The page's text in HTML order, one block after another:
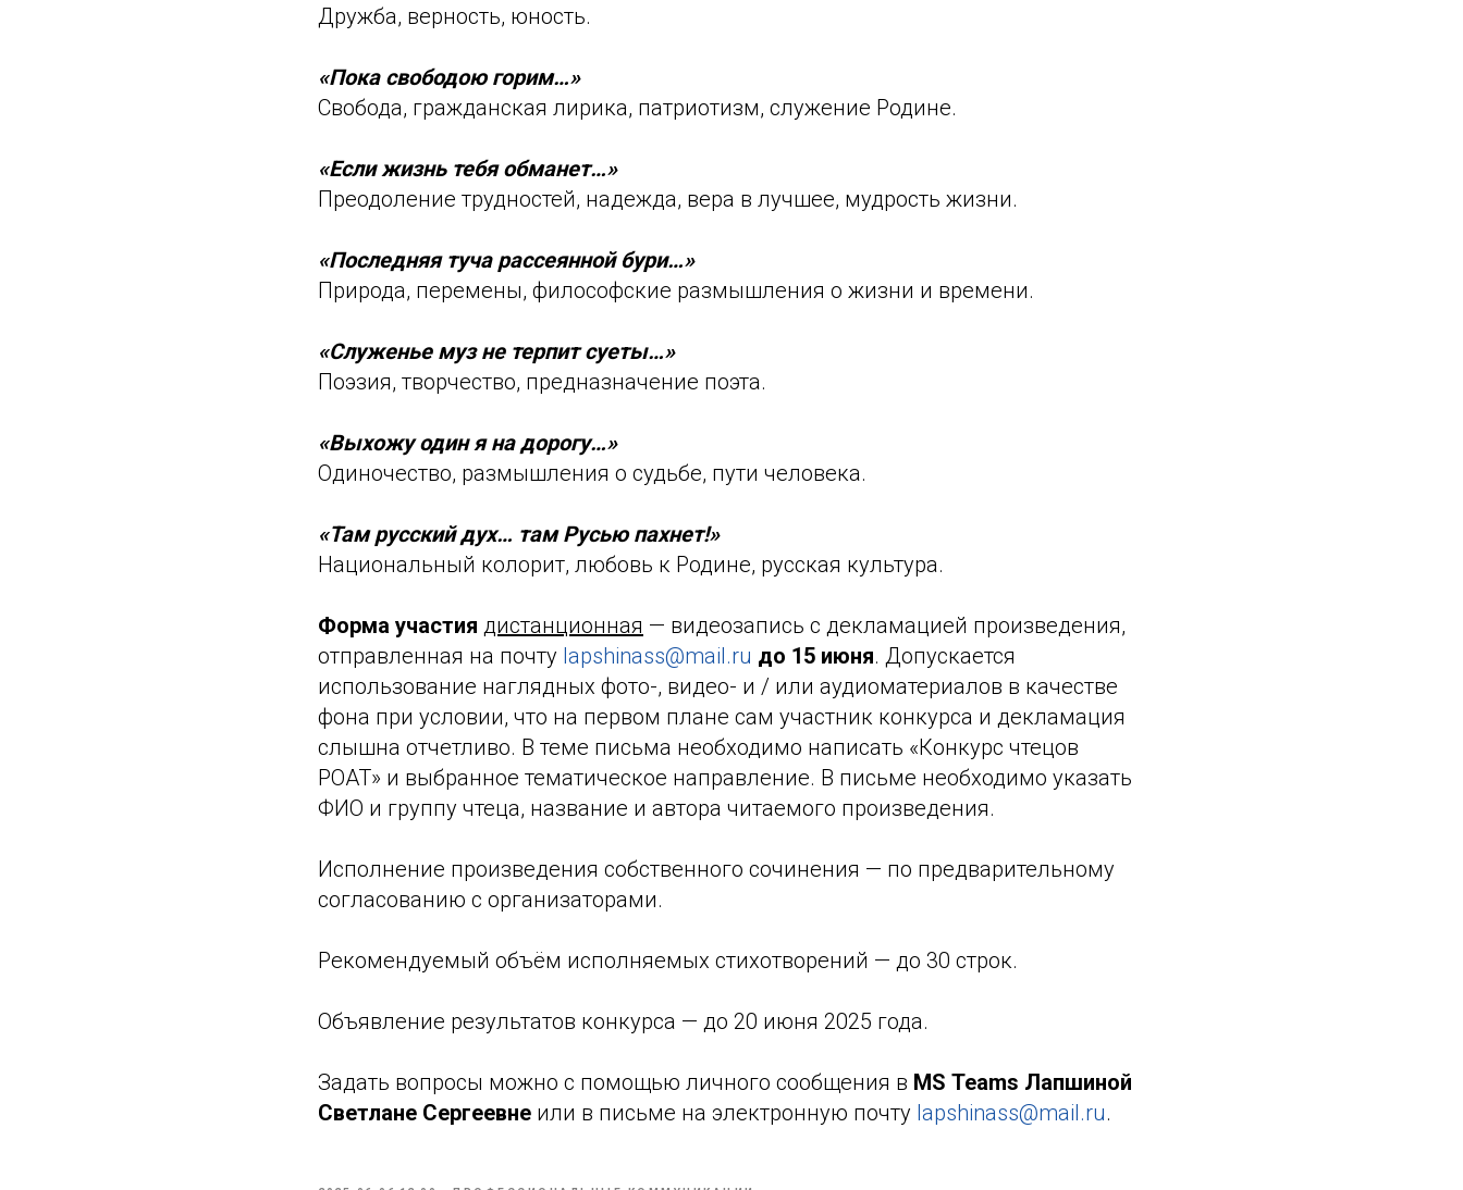
Дружба, верность, юность.
«Пока свободою горим…»
Свобода, гражданская лирика, патриотизм, служение Родине.
«Если жизнь тебя обманет…»
Преодоление трудностей, надежда, вера в лучшее, мудрость жизни.
«Последняя туча рассеянной бури…»
Природа, перемены, философские размышления о жизни и времени.
«Служенье муз не терпит суеты…»
Поэзия, творчество, предназначение поэта.
«Выхожу один я на дорогу…»
Одиночество, размышления о судьбе, пути человека.
«Там русский дух… там Русью пахнет!»
Национальный колорит, любовь к Родине, русская культура.
Форма участия дистанционная — видеозапись с декламацией произведения,
отправленная на почту lapshinass@mail.ru до 15 июня. Допускается
использование наглядных фото-, видео- и / или аудиоматериалов в качестве
фона при условии, что на первом плане сам участник конкурса и декламация
слышна отчетливо. В теме письма необходимо написать «Конкурс чтецов
РОАТ» и выбранное тематическое направление. В письме необходимо указать
ФИО и группу чтеца, название и автора читаемого произведения.
Исполнение произведения собственного сочинения — по предварительному
согласованию с организаторами.
Рекомендуемый объём исполняемых стихотворений — до 30 строк.
Объявление результатов конкурса — до 20 июня 2025 года.
Задать вопросы можно с помощью личного сообщения в MS Teams Лапшиной
Светлане Сергеевне или в письме на электронную почту lapshinass@mail.ru.